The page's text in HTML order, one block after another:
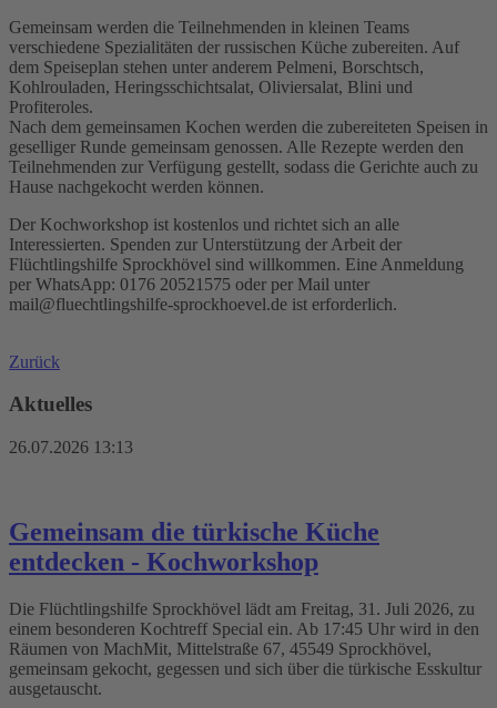
Gemeinsam werden die Teilnehmenden in kleinen Teams
verschiedene Spezialitäten der russischen Küche zubereiten. Auf
dem Speiseplan stehen unter anderem Pelmeni, Borschtsch,
Kohlrouladen, Heringsschichtsalat, Oliviersalat, Blini und
Profiteroles.
Nach dem gemeinsamen Kochen werden die zubereiteten Speisen in
geselliger Runde gemeinsam genossen. Alle Rezepte werden den
Teilnehmenden zur Verfügung gestellt, sodass die Gerichte auch zu
Hause nachgekocht werden können.
Der Kochworkshop ist kostenlos und richtet sich an alle
Interessierten. Spenden zur Unterstützung der Arbeit der
Flüchtlingshilfe Sprockhövel sind willkommen. Eine Anmeldung
per WhatsApp: 0176 20521575 oder per Mail unter
mail@fluechtlingshilfe-sprockhoevel.de ist erforderlich.
Zurück
Aktuelles
26.07.2026 13:13
Gemeinsam die türkische Küche
entdecken - Kochworkshop
Die Flüchtlingshilfe Sprockhövel lädt am Freitag, 31. Juli 2026, zu
einem besonderen Kochtreff Special ein. Ab 17:45 Uhr wird in den
Räumen von MachMit, Mittelstraße 67, 45549 Sprockhövel,
gemeinsam gekocht, gegessen und sich über die türkische Esskultur
ausgetauscht.